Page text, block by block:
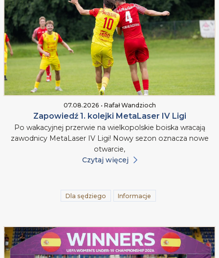
07.08.2026 • Rafał Wandzioch
Zapowiedź 1. kolejki MetaLaser IV Ligi
Po wakacyjnej przerwie na wielkopolskie boiska wracają
zawodnicy MetaLaser IV Ligi! Nowy sezon oznacza nowe
otwarcie,
Czytaj więcej
Dla sędziego Informacje